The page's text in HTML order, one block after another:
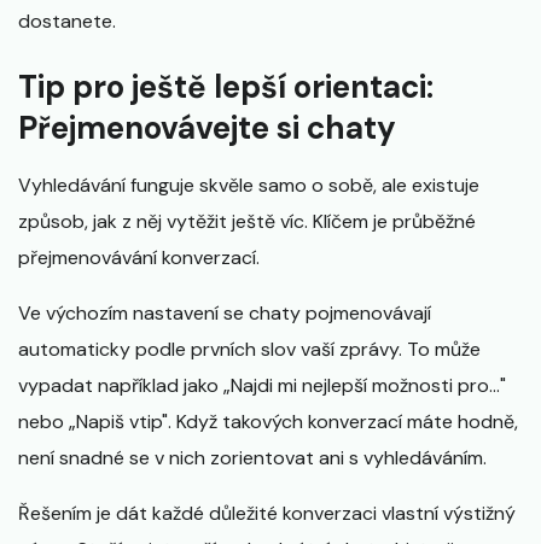
dostanete.
Tip pro ještě lepší orientaci:
Přejmenovávejte si chaty
Vyhledávání funguje skvěle samo o sobě, ale existuje
způsob, jak z něj vytěžit ještě víc. Klíčem je průběžné
přejmenovávání konverzací.
Ve výchozím nastavení se chaty pojmenovávají
automaticky podle prvních slov vaší zprávy. To může
vypadat například jako „Najdi mi nejlepší možnosti pro..."
nebo „Napiš vtip". Když takových konverzací máte hodně,
není snadné se v nich zorientovat ani s vyhledáváním.
Řešením je dát každé důležité konverzaci vlastní výstižný